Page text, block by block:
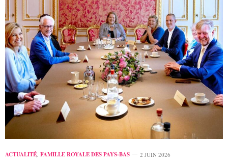
ACTUALITÉ, FAMILLE ROYALE DES PAYS-BAS 2 JUIN 2026